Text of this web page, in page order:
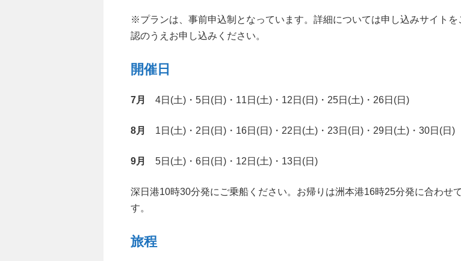
※プランは、事前申込制となっています。詳細については申し込みサイトを
認のうえお申し込みください。
開催日
7月 4日(土)・5日(日)・11日(土)・12日(日)・25日(土)・26日(日)
8月 1日(土)・2日(日)・16日(日)・22日(土)・23日(日)・29日(土)・30日(日)
9月 5日(土)・6日(日)・12日(土)・13日(日)
深日港10時30分発にご乗船ください。お帰りは洲本港16時25分発に合わせ
す。
旅程